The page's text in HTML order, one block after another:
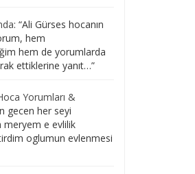
: “Ali Gürses hocanın
hem
hem de yorumlarda
ettiklerine yanıt…”
Yorumları &
gecen her seyi
e evlilik
oglumun evlenmesi